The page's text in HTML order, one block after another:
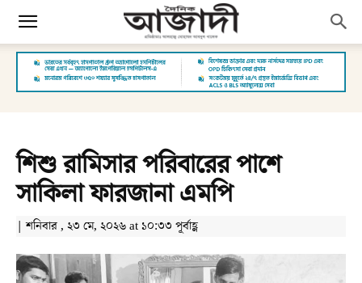
শিশু রামিসার পরিবারের পাশে
সাকিলা ফারজানা এমপি
| শনিবার , ২৩ মে, ২০২৬ at ১০:৩৩ পূর্বাহ্ণ